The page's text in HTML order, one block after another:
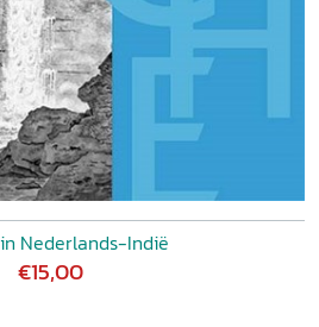
Nederlands-Indië
€15,00